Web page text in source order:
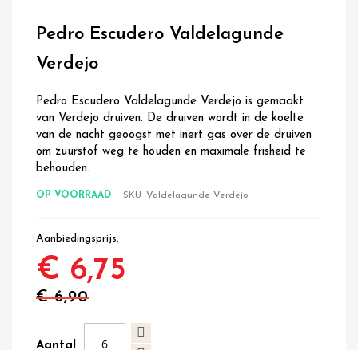
het
van
afbeeldingen-
gallerij
Pedro Escudero Valdelagunde
Verdejo
Pedro Escudero Valdelagunde Verdejo is gemaakt
van Verdejo druiven. De druiven wordt in de koelte
van de nacht geoogst met inert gas over de druiven
om zuurstof weg te houden en maximale frisheid te
behouden.
OP VOORRAAD SKU Valdelagunde Verdejo
Aanbiedingsprijs
€ 6,75
€ 6,90
Aantal